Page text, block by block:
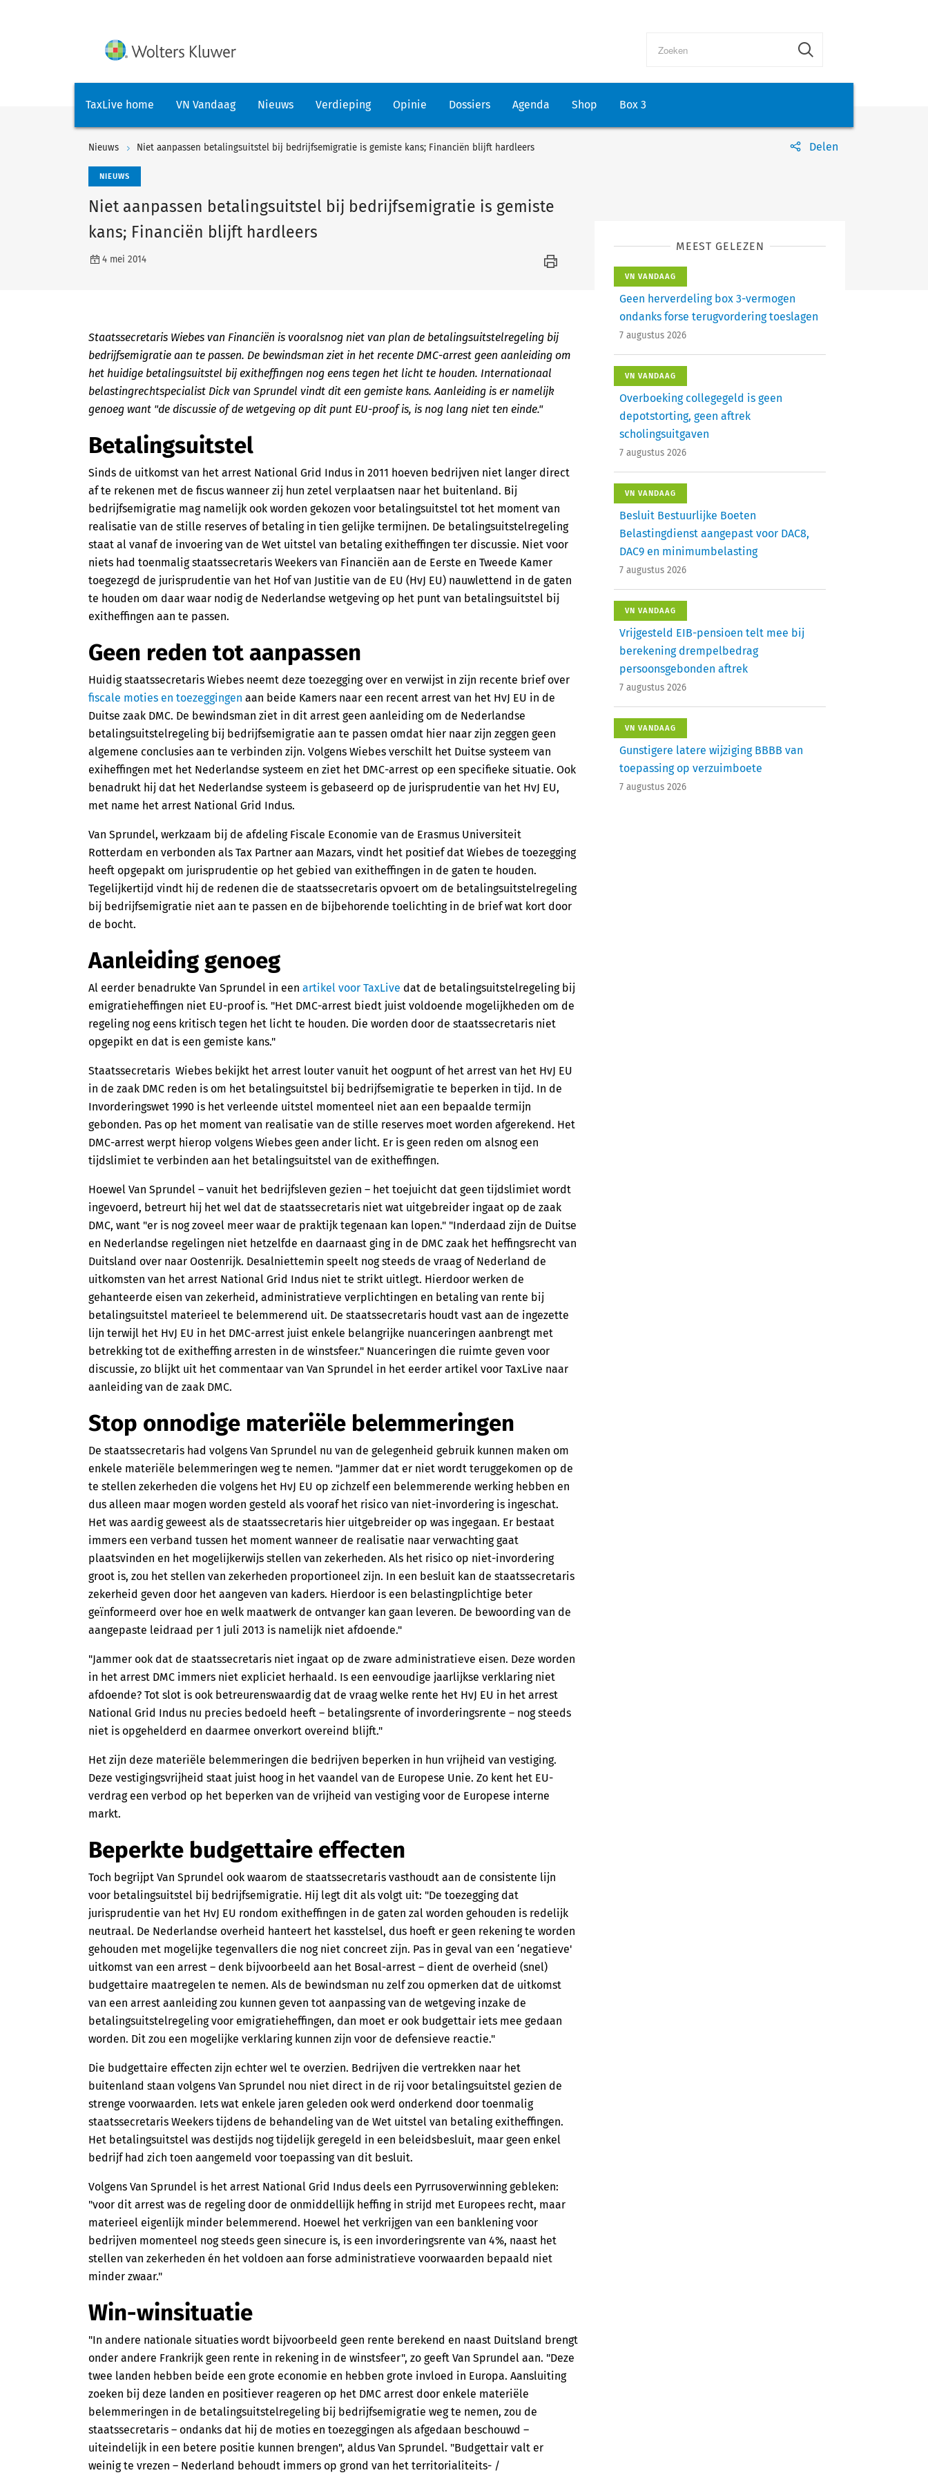
TaxLive home VN Vandaag Nieuws Verdieping Opinie Dossiers Agenda Shop Box 3
Nieuws Niet aanpassen betalingsuitstel bij bedrijfsemigratie is gemiste kans; Financiën blijft hardleers Delen
NIEUWS
Niet aanpassen betalingsuitstel bij bedrijfsemigratie is gemiste
kans; Financiën blijft hardleers
4 mei 2014
Staatssecretaris Wiebes van Financiën is vooralsnog niet van plan de betalingsuitstelregeling bij
bedrijfsemigratie aan te passen. De bewindsman ziet in het recente DMC-arrest geen aanleiding om
het huidige betalingsuitstel bij exitheffingen nog eens tegen het licht te houden. Internationaal
belastingrechtspecialist Dick van Sprundel vindt dit een gemiste kans. Aanleiding is er namelijk
genoeg want "de discussie of de wetgeving op dit punt EU-proof is, is nog lang niet ten einde."
Betalingsuitstel
Sinds de uitkomst van het arrest National Grid Indus in 2011 hoeven bedrijven niet langer direct
af te rekenen met de fiscus wanneer zij hun zetel verplaatsen naar het buitenland. Bij
bedrijfsemigratie mag namelijk ook worden gekozen voor betalingsuitstel tot het moment van
realisatie van de stille reserves of betaling in tien gelijke termijnen. De betalingsuitstelregeling
staat al vanaf de invoering van de Wet uitstel van betaling exitheffingen ter discussie. Niet voor
niets had toenmalig staatssecretaris Weekers van Financiën aan de Eerste en Tweede Kamer
toegezegd de jurisprudentie van het Hof van Justitie van de EU (HvJ EU) nauwlettend in de gaten
te houden om daar waar nodig de Nederlandse wetgeving op het punt van betalingsuitstel bij
exitheffingen aan te passen.
Geen reden tot aanpassen
Huidig staatssecretaris Wiebes neemt deze toezegging over en verwijst in zijn recente brief over
fiscale moties en toezeggingen aan beide Kamers naar een recent arrest van het HvJ EU in de
Duitse zaak DMC. De bewindsman ziet in dit arrest geen aanleiding om de Nederlandse
betalingsuitstelregeling bij bedrijfsemigratie aan te passen omdat hier naar zijn zeggen geen
algemene conclusies aan te verbinden zijn. Volgens Wiebes verschilt het Duitse systeem van
exiheffingen met het Nederlandse systeem en ziet het DMC-arrest op een specifieke situatie. Ook
benadrukt hij dat het Nederlandse systeem is gebaseerd op de jurisprudentie van het HvJ EU,
met name het arrest National Grid Indus.
Van Sprundel, werkzaam bij de afdeling Fiscale Economie van de Erasmus Universiteit
Rotterdam en verbonden als Tax Partner aan Mazars, vindt het positief dat Wiebes de toezegging
heeft opgepakt om jurisprudentie op het gebied van exitheffingen in de gaten te houden.
Tegelijkertijd vindt hij de redenen die de staatssecretaris opvoert om de betalingsuitstelregeling
bij bedrijfsemigratie niet aan te passen en de bijbehorende toelichting in de brief wat kort door
de bocht.
Aanleiding genoeg
Al eerder benadrukte Van Sprundel in een artikel voor TaxLive dat de betalingsuitstelregeling bij
emigratieheffingen niet EU-proof is. "Het DMC-arrest biedt juist voldoende mogelijkheden om de
regeling nog eens kritisch tegen het licht te houden. Die worden door de staatssecretaris niet
opgepikt en dat is een gemiste kans."
Staatssecretaris Wiebes bekijkt het arrest louter vanuit het oogpunt of het arrest van het HvJ EU
in de zaak DMC reden is om het betalingsuitstel bij bedrijfsemigratie te beperken in tijd. In de
Invorderingswet 1990 is het verleende uitstel momenteel niet aan een bepaalde termijn
gebonden. Pas op het moment van realisatie van de stille reserves moet worden afgerekend. Het
DMC-arrest werpt hierop volgens Wiebes geen ander licht. Er is geen reden om alsnog een
tijdslimiet te verbinden aan het betalingsuitstel van de exitheffingen.
Hoewel Van Sprundel – vanuit het bedrijfsleven gezien – het toejuicht dat geen tijdslimiet wordt
ingevoerd, betreurt hij het wel dat de staatssecretaris niet wat uitgebreider ingaat op de zaak
DMC, want "er is nog zoveel meer waar de praktijk tegenaan kan lopen." "Inderdaad zijn de Duitse
en Nederlandse regelingen niet hetzelfde en daarnaast ging in de DMC zaak het heffingsrecht van
Duitsland over naar Oostenrijk. Desalniettemin speelt nog steeds de vraag of Nederland de
uitkomsten van het arrest National Grid Indus niet te strikt uitlegt. Hierdoor werken de
gehanteerde eisen van zekerheid, administratieve verplichtingen en betaling van rente bij
betalingsuitstel materieel te belemmerend uit. De staatssecretaris houdt vast aan de ingezette
lijn terwijl het HvJ EU in het DMC-arrest juist enkele belangrijke nuanceringen aanbrengt met
betrekking tot de exitheffing arresten in de winstsfeer." Nuanceringen die ruimte geven voor
discussie, zo blijkt uit het commentaar van Van Sprundel in het eerder artikel voor TaxLive naar
aanleiding van de zaak DMC.
Stop onnodige materiële belemmeringen
De staatssecretaris had volgens Van Sprundel nu van de gelegenheid gebruik kunnen maken om
enkele materiële belemmeringen weg te nemen. "Jammer dat er niet wordt teruggekomen op de
te stellen zekerheden die volgens het HvJ EU op zichzelf een belemmerende werking hebben en
dus alleen maar mogen worden gesteld als vooraf het risico van niet-invordering is ingeschat.
Het was aardig geweest als de staatssecretaris hier uitgebreider op was ingegaan. Er bestaat
immers een verband tussen het moment wanneer de realisatie naar verwachting gaat
plaatsvinden en het mogelijkerwijs stellen van zekerheden. Als het risico op niet-invordering
groot is, zou het stellen van zekerheden proportioneel zijn. In een besluit kan de staatssecretaris
zekerheid geven door het aangeven van kaders. Hierdoor is een belastingplichtige beter
geïnformeerd over hoe en welk maatwerk de ontvanger kan gaan leveren. De bewoording van de
aangepaste leidraad per 1 juli 2013 is namelijk niet afdoende."
"Jammer ook dat de staatssecretaris niet ingaat op de zware administratieve eisen. Deze worden
in het arrest DMC immers niet expliciet herhaald. Is een eenvoudige jaarlijkse verklaring niet
afdoende? Tot slot is ook betreurenswaardig dat de vraag welke rente het HvJ EU in het arrest
National Grid Indus nu precies bedoeld heeft – betalingsrente of invorderingsrente – nog steeds
niet is opgehelderd en daarmee onverkort overeind blijft."
Het zijn deze materiële belemmeringen die bedrijven beperken in hun vrijheid van vestiging.
Deze vestigingsvrijheid staat juist hoog in het vaandel van de Europese Unie. Zo kent het EU-
verdrag een verbod op het beperken van de vrijheid van vestiging voor de Europese interne
markt.
Beperkte budgettaire effecten
Toch begrijpt Van Sprundel ook waarom de staatssecretaris vasthoudt aan de consistente lijn
voor betalingsuitstel bij bedrijfsemigratie. Hij legt dit als volgt uit: "De toezegging dat
jurisprudentie van het HvJ EU rondom exitheffingen in de gaten zal worden gehouden is redelijk
neutraal. De Nederlandse overheid hanteert het kasstelsel, dus hoeft er geen rekening te worden
gehouden met mogelijke tegenvallers die nog niet concreet zijn. Pas in geval van een ‘negatieve'
uitkomst van een arrest – denk bijvoorbeeld aan het Bosal-arrest – dient de overheid (snel)
budgettaire maatregelen te nemen. Als de bewindsman nu zelf zou opmerken dat de uitkomst
van een arrest aanleiding zou kunnen geven tot aanpassing van de wetgeving inzake de
betalingsuitstelregeling voor emigratieheffingen, dan moet er ook budgettair iets mee gedaan
worden. Dit zou een mogelijke verklaring kunnen zijn voor de defensieve reactie."
Die budgettaire effecten zijn echter wel te overzien. Bedrijven die vertrekken naar het
buitenland staan volgens Van Sprundel nou niet direct in de rij voor betalingsuitstel gezien de
strenge voorwaarden. Iets wat enkele jaren geleden ook werd onderkend door toenmalig
staatssecretaris Weekers tijdens de behandeling van de Wet uitstel van betaling exitheffingen.
Het betalingsuitstel was destijds nog tijdelijk geregeld in een beleidsbesluit, maar geen enkel
bedrijf had zich toen aangemeld voor toepassing van dit besluit.
Volgens Van Sprundel is het arrest National Grid Indus deels een Pyrrusoverwinning gebleken:
"voor dit arrest was de regeling door de onmiddellijk heffing in strijd met Europees recht, maar
materieel eigenlijk minder belemmerend. Hoewel het verkrijgen van een banklening voor
bedrijven momenteel nog steeds geen sinecure is, is een invorderingsrente van 4%, naast het
stellen van zekerheden én het voldoen aan forse administratieve voorwaarden bepaald niet
minder zwaar."
Win-winsituatie
"In andere nationale situaties wordt bijvoorbeeld geen rente berekend en naast Duitsland brengt
onder andere Frankrijk geen rente in rekening in de winstsfeer", zo geeft Van Sprundel aan. "Deze
twee landen hebben beide een grote economie en hebben grote invloed in Europa. Aansluiting
zoeken bij deze landen en positiever reageren op het DMC arrest door enkele materiële
belemmeringen in de betalingsuitstelregeling bij bedrijfsemigratie weg te nemen, zou de
staatssecretaris – ondanks dat hij de moties en toezeggingen als afgedaan beschouwd –
uiteindelijk in een betere positie kunnen brengen", aldus Van Sprundel. "Budgettair valt er
weinig te vrezen – Nederland behoudt immers op grond van het territorialiteits- /
MEEST GELEZEN
VN VANDAAG
Geen herverdeling box 3-vermogen
ondanks forse terugvordering toeslagen
7 augustus 2026
VN VANDAAG
Overboeking collegegeld is geen
depotstorting, geen aftrek
scholingsuitgaven
7 augustus 2026
VN VANDAAG
Besluit Bestuurlijke Boeten
Belastingdienst aangepast voor DAC8,
DAC9 en minimumbelasting
7 augustus 2026
VN VANDAAG
Vrijgesteld EIB-pensioen telt mee bij
berekening drempelbedrag
persoonsgebonden aftrek
7 augustus 2026
VN VANDAAG
Gunstigere latere wijziging BBBB van
toepassing op verzuimboete
7 augustus 2026